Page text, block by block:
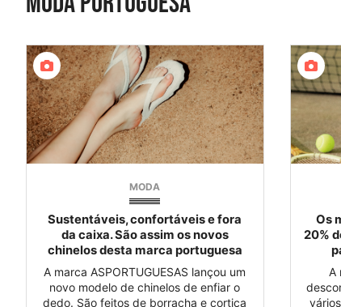
MODA
Sustentáveis, confortáveis e fora
da caixa. São assim os novos
chinelos desta marca portuguesa
A marca ASPORTUGUESAS lançou um
novo modelo de chinelos de enfiar o
dedo. São feitos de borracha e cortiça
Os
20%
A